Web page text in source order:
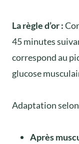
La règle d’or :
45 minutes
correspond au
glucose
Adaptation
Après